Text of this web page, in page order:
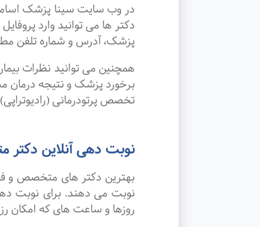
در وب سایت سینا پزشک
دکتر ها می توانید وارد
پزشک، آدرس و شماره تلفن
همچنین می توانید نظرات
برخورد پزشک و نتیجه درمان
تخصص پرتودرمانی
نوبت دهی آنلاین دکتر
بهترین دکتر های متخصص و
نوبت می دهند. برای نوبت
روزها و ساعت های که امکان